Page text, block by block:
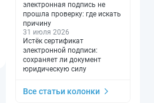
электронная подпись не
прошла проверку: где искать
причину
31 июля 2026
Истёк сертификат
электронной подписи:
сохраняет ли документ
юридическую силу
Все статьи колонки